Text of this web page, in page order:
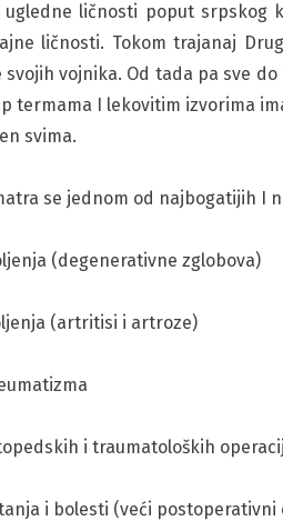
ugledne ličnosti poput srpskog
ličnosti. Tokom trajanaj
svojih vojnika. Od tada pa sve
termama I lekovitim izvorima
svima.
se jednom od najbogatijih I
(degenerativne zglobova)
(artritisi i artroze)
i traumatoloških
i bolesti (veći postoperativni